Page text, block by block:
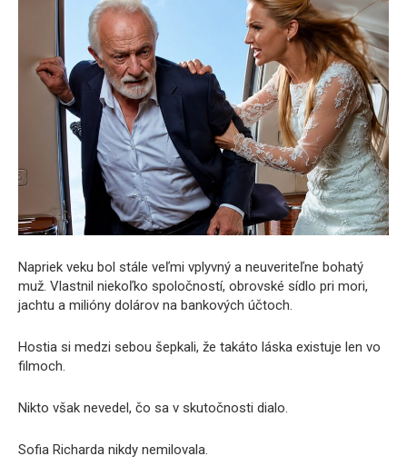
Napriek veku bol stále veľmi vplyvný a neuveriteľne bohatý
muž. Vlastnil niekoľko spoločností, obrovské sídlo pri mori,
jachtu a milióny dolárov na bankových účtoch.
Hostia si medzi sebou šepkali, že takáto láska existuje len vo
filmoch.
Nikto však nevedel, čo sa v skutočnosti dialo.
Sofia Richarda nikdy nemilovala.